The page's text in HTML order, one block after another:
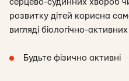
серцево-судинних хвороб
розвитку дітей корисна
вигляді біологічно-
Будьте фізично активні